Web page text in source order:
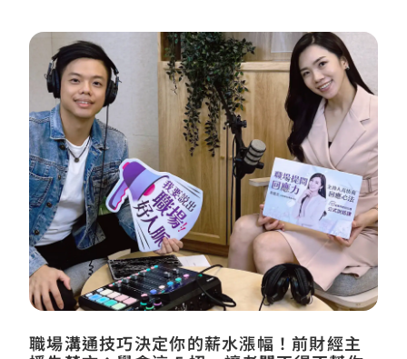
職場溝通技巧決定你的薪水漲幅！前財經主